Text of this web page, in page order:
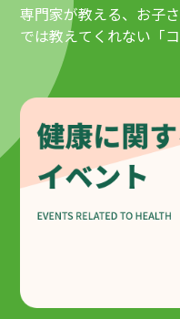
専門家が教える、お子
では教えてくれない「
すく教えるだけでなく、